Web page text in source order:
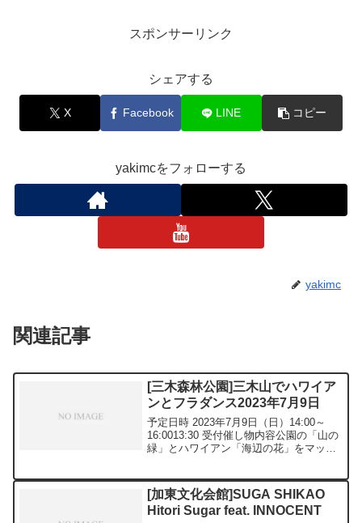
スポンサーリンク
シェアする
X Facebook LINE コピー
yakimcをフォローする
yakimc
関連記事
[三木森林公園]三木山でハワイア
ンとフラダンス2023年7月9日
予定日時 2023年7月9日（日）14:00～
16:0013:30 受付催し物内容公園の「山の
緑」とハワイアン「海辺の花」をマッチ
イアンバンド「トロピカルハニーズ」と
美...
[加東文化会館]SUGA SHIKAO
Hitori Sugar feat. INNOCENT